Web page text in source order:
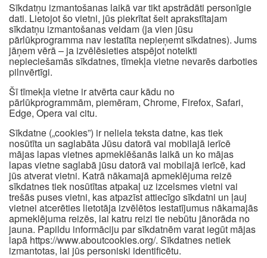
Sīkdatņu izmantošanas laikā var tikt apstrādāti personīgie
dati. Lietojot šo vietni, jūs piekrītat šeit aprakstītajam
sīkdatņu izmantošanas veidam (ja vien jūsu
pārlūkprogramma nav iestatīta nepieņemt sīkdatnes). Jums
jāņem vērā – ja izvēlēsieties atspējot noteikti
nepieciešamās sīkdatnes, tīmekļa vietne nevarēs darboties
pilnvērtīgi.
Šī tīmekļa vietne ir atvērta caur kādu no
pārlūkprogrammām, piemēram, Chrome, Firefox, Safari,
Edge, Opera vai citu.
Sīkdatne („cookies”) ir neliela teksta datne, kas tiek
nosūtīta un saglabāta Jūsu datorā vai mobilajā ierīcē
mājas lapas vietnes apmeklēšanās laikā un ko mājas
lapas vietne saglabā jūsu datorā vai mobilajā ierīcē, kad
jūs atverat vietni. Katrā nākamajā apmeklējuma reizē
sīkdatnes tiek nosūtītas atpakaļ uz izcelsmes vietni vai
trešās puses vietni, kas atpazīst attiecīgo sīkdatni un ļauj
vietnei atcerēties lietotāja izvēlētos iestatījumus nākamajās
apmeklējuma reizēs, lai katru reizi tie nebūtu jānorāda no
jauna. Papildu informāciju par sīkdatnēm varat iegūt mājas
lapā https://www.aboutcookies.org/. Sīkdatnes netiek
izmantotas, lai jūs personiski identificētu.